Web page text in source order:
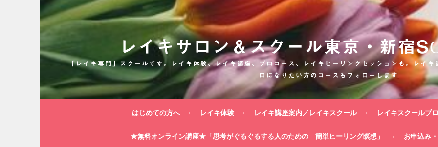
コ
ン
テ
ツ
キ
ッ
レイキサロン＆スクール東京・新宿
「レイキ専門」スクールです。レイキ体験、レイキ講座、プロコース、レイキヒーリングセッションも。レイ
ロになりたい方のコースもフォローします
はじめての方へ レイキ体験 レイキ講座案内／レイキスクール レイキスクールブ
★無料オンライン講座★「思考がぐるぐるする人のための 簡単ヒーリング瞑想」 お申込み